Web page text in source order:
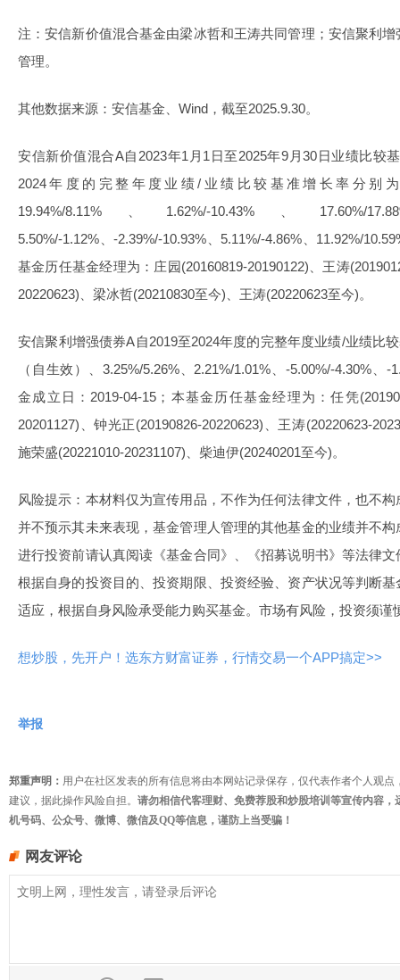
注：安信新价值混合基金由梁冰哲和王涛共同管理；安信聚利
管理。
其他数据来源：安信基金、Wind，截至2025.9.30。
安信新价值混合A自2023年1月1日至2025年9月30日业绩比较
2024年度的完整年度业绩/业绩比较基准增长率分别为
19.94%/8.11%、1.62%/-10.43%、17.60%/
5.50%/-1.12%、-2.39%/-10.93%、5.11%/-4.86%、11.92%/
基金历任基金经理为：庄园(20160819-20190122)、王涛
20220623)、梁冰哲(20210830至今)、王涛(20220623至今)。
安信聚利增强债券A自2019至2024年度的完整年度业绩/业绩比
（自生效）、3.25%/5.26%、2.21%/1.01%、-5.00%/-4.30%、-
金成立日：2019-04-15；本基金历任基金经理为：任凭
20201127)、钟光正(20190826-20220623)、王涛(20220623-
施荣盛(20221010-20231107)、柴迪伊(20240201至今)。
风险提示：本材料仅为宣传用品，不作为任何法律文件，也不
并不预示其未来表现，基金管理人管理的其他基金的业绩并不
进行投资前请认真阅读《基金合同》、《招募说明书》等法律
根据自身的投资目的、投资期限、投资经验、资产状况等判断
适应，根据自身风险承受能力购买基金。市场有风险，投资须谨
想炒股，先开户！选东方财富证券，行情交易一个APP搞定>>
举报
郑重声明： 用户在社区发表的所有信息将由本网站记录保存，仅代表作者个人观
建议，据此操作风险自担。 请勿相信代客理财、免费荐股和炒股培训等宣传内容
机号码、公众号、微博、微信及QQ等信息，谨防上当受骗！
网友评论